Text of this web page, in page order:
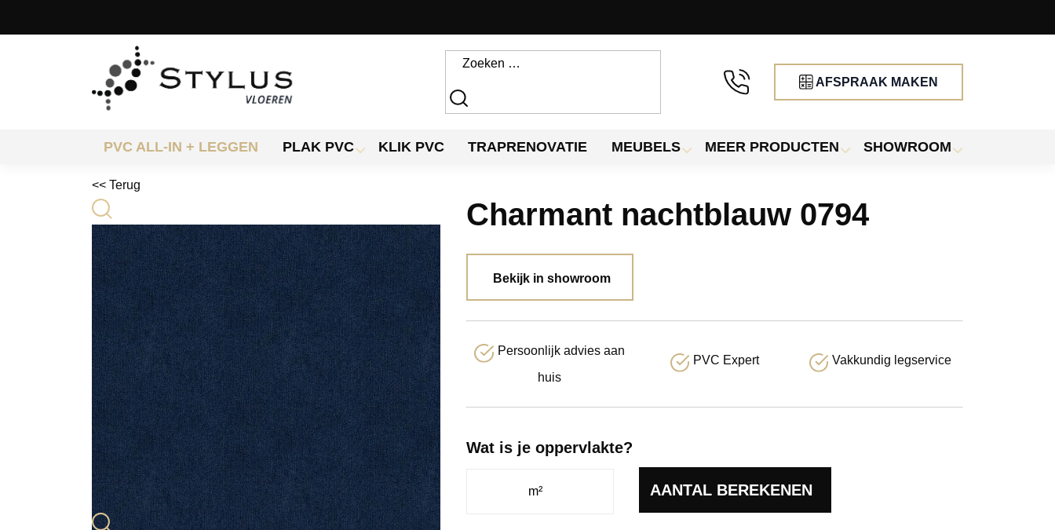
AFSPRAAK MAKEN
PVC ALL-IN + LEGGEN PLAK PVC KLIK PVC TRAPRENOVATIE MEUBELS MEER PRODUCTEN SHOWROOM
<< Terug
Charmant nachtblauw 0794
Bekijk in showroom
Persoonlijk advies aan
huis
PVC Expert Vakkundig legservice
Wat is je oppervlakte?
AANTAL BEREKENEN